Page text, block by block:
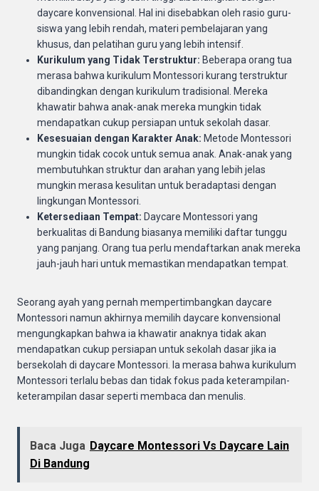
daycare konvensional. Hal ini disebabkan oleh rasio guru-
siswa yang lebih rendah, materi pembelajaran yang
khusus, dan pelatihan guru yang lebih intensif.
Kurikulum yang Tidak Terstruktur: Beberapa orang tua
merasa bahwa kurikulum Montessori kurang terstruktur
dibandingkan dengan kurikulum tradisional. Mereka
khawatir bahwa anak-anak mereka mungkin tidak
mendapatkan cukup persiapan untuk sekolah dasar.
Kesesuaian dengan Karakter Anak: Metode Montessori
mungkin tidak cocok untuk semua anak. Anak-anak yang
membutuhkan struktur dan arahan yang lebih jelas
mungkin merasa kesulitan untuk beradaptasi dengan
lingkungan Montessori.
Ketersediaan Tempat: Daycare Montessori yang
berkualitas di Bandung biasanya memiliki daftar tunggu
yang panjang. Orang tua perlu mendaftarkan anak mereka
jauh-jauh hari untuk memastikan mendapatkan tempat.
Seorang ayah yang pernah mempertimbangkan daycare
Montessori namun akhirnya memilih daycare konvensional
mengungkapkan bahwa ia khawatir anaknya tidak akan
mendapatkan cukup persiapan untuk sekolah dasar jika ia
bersekolah di daycare Montessori. Ia merasa bahwa kurikulum
Montessori terlalu bebas dan tidak fokus pada keterampilan-
keterampilan dasar seperti membaca dan menulis.
Baca Juga Daycare Montessori Vs Daycare Lain
Di Bandung